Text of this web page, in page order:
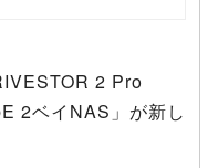
2 Pro
2ベイNAS」が新し